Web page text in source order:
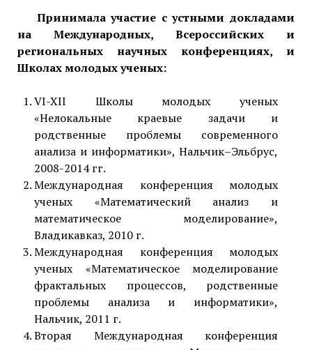
Принимала участие с устными докладами
на Международных, Всероссийских и
региональных научных конференциях, и
Школах молодых ученых:
VI-XII Школы молодых ученых
«Нелокальные краевые задачи и
родственные проблемы современного
анализа и информатики», Нальчик–Эльбрус,
2008-2014 гг.
Международная конференция молодых
ученых «Математический анализ и
математическое моделирование»,
Владикавказ, 2010 г.
Международная конференция молодых
ученых «Математическое моделирование
фрактальных процессов, родственные
проблемы анализа и информатики»,
Нальчик, 2011 г.
Вторая Международная конференция